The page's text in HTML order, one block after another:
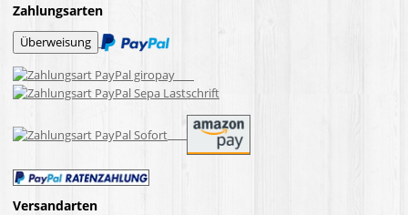
Zahlungsarten
Versandarten